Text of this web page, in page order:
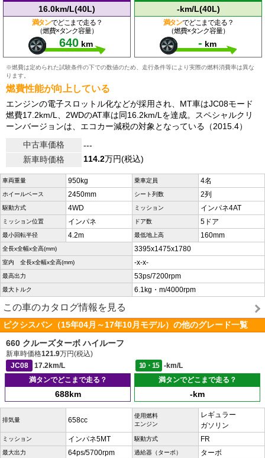
16.0km/L(40L)
満タンでどこまで走る？
（燃費×タンク容量）
640 km
-km/L(40L)
満タンでどこまで走る？
（燃費×タンク容量）
- km
※燃費は定められた試験条件の下での数値のため、走行条件等により実際の燃料消費率は異な
ります。
燃費性能が向上している
エンジンの電子スロットル化などが採用され、MT車はJC08モード
燃費17.2km/L、2WDのAT車は同16.2km/Lを達成。スペシャルクリ
ーンバージョンは、エコカー減税の対象となっている（2015.4）
中古車価格
---
新車時価格
114.2万円(税込)
車両重量 950kg 乗車定員 4名
ホイールベース 2450mm シート列数 2列
駆動方式 4WD ミッション インパネ4AT
ミッション位置 インパネ ドア数 5ドア
最小回転半径 4.2m 最低地上高 160mm
全長x全幅x全高(mm) 3395x1475x1780
室内 全長x全幅x全高(mm) -x-x-
最高出力 53ps/7200rpm
最大トルク 6.1kg・m/4000rpm
この車のカタログ情報を見る
ピクシスバン（15年04月～17年10月モデル）の他のグレード一覧
660 クルーズターボ ハイルーフ
新車時価格121.9万円(税込)
JC08
17.2km/L 10・15
-km/L
満タンでどこまで走る？
688km
満タンでどこまで走る？
-km
排気量 658cc
使用燃料
エンジン
レギュラー
ガソリン
ミッション インパネ5MT 駆動方式 FR
最大出力 64ps/5700rpm 過給器（ターボ） ターボ